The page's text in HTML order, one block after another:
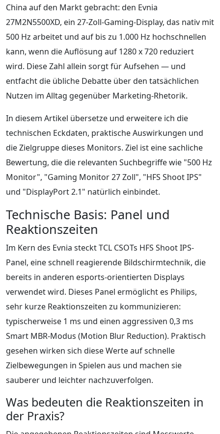
China auf den Markt gebracht: den Evnia
27M2N5500XD, ein 27-Zoll-Gaming-Display, das nativ mit
500 Hz arbeitet und auf bis zu 1.000 Hz hochschnellen
kann, wenn die Auflösung auf 1280 x 720 reduziert
wird. Diese Zahl allein sorgt für Aufsehen — und
entfacht die übliche Debatte über den tatsächlichen
Nutzen im Alltag gegenüber Marketing-Rhetorik.
In diesem Artikel übersetze und erweitere ich die
technischen Eckdaten, praktische Auswirkungen und
die Zielgruppe dieses Monitors. Ziel ist eine sachliche
Bewertung, die die relevanten Suchbegriffe wie "500 Hz
Monitor", "Gaming Monitor 27 Zoll", "HFS Shoot IPS"
und "DisplayPort 2.1" natürlich einbindet.
Technische Basis: Panel und
Reaktionszeiten
Im Kern des Evnia steckt TCL CSOTs HFS Shoot IPS-
Panel, eine schnell reagierende Bildschirmtechnik, die
bereits in anderen esports-orientierten Displays
verwendet wird. Dieses Panel ermöglicht es Philips,
sehr kurze Reaktionszeiten zu kommunizieren:
typischerweise 1 ms und einen aggressiven 0,3 ms
Smart MBR-Modus (Motion Blur Reduction). Praktisch
gesehen wirken sich diese Werte auf schnelle
Zielbewegungen in Spielen aus und machen sie
sauberer und leichter nachzuverfolgen.
Was bedeuten die Reaktionszeiten in
der Praxis?